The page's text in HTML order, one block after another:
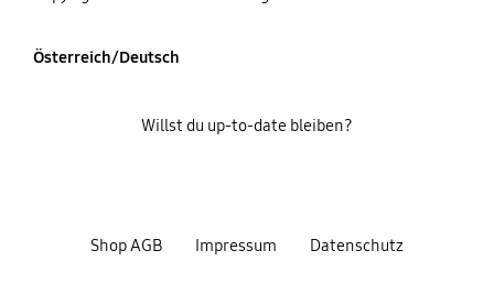
Österreich/Deutsch
Shop AGB Impressum Datenschutz
Willst du up-to-date bleiben?